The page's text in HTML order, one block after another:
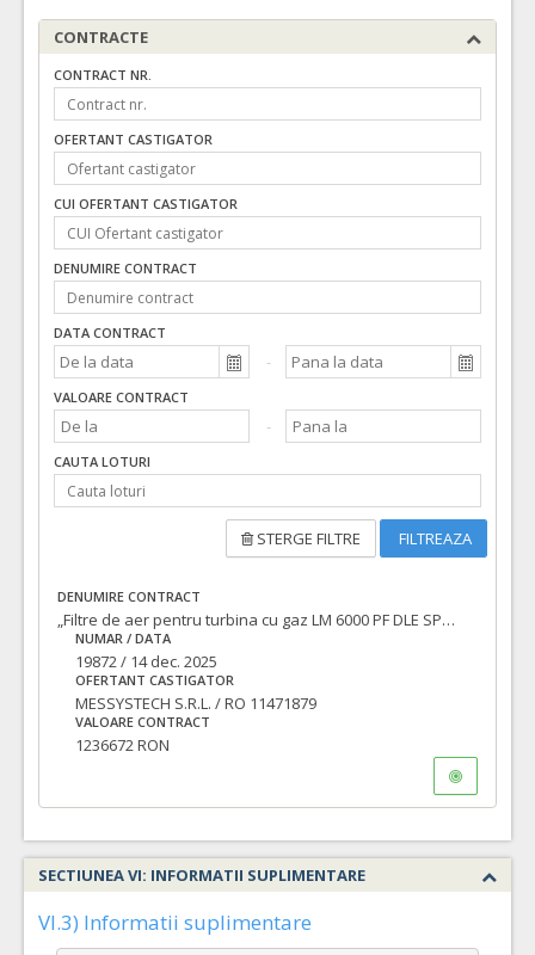
CONTRACTE
CONTRACT NR.
OFERTANT CASTIGATOR
CUI OFERTANT CASTIGATOR
DENUMIRE CONTRACT
DATA CONTRACT
VALOARE CONTRACT
CAUTA LOTURI
STERGE FILTRE FILTREAZA
DENUMIRE CONTRACT
„Filtre de aer pentru turbina cu gaz LM 6000 PF DLE SPRINT”
NUMAR / DATA
19872 / 14 dec. 2025
OFERTANT CASTIGATOR
MESSYSTECH S.R.L. / RO 11471879
VALOARE CONTRACT
1236672 RON
SECTIUNEA VI: INFORMATII SUPLIMENTARE
VI.3) Informatii suplimentare